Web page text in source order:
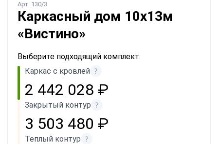
Арт. 130/3
Каркасный дом 10х13м
«Вистино»
Выберите подходящий комплект:
Каркас с кровлей
2 442 028 ₽
Закрытый контур
3 503 480 ₽
Теплый контур